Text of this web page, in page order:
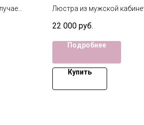
Люстра из мужской
22 000 руб.
Подробнее
Купить